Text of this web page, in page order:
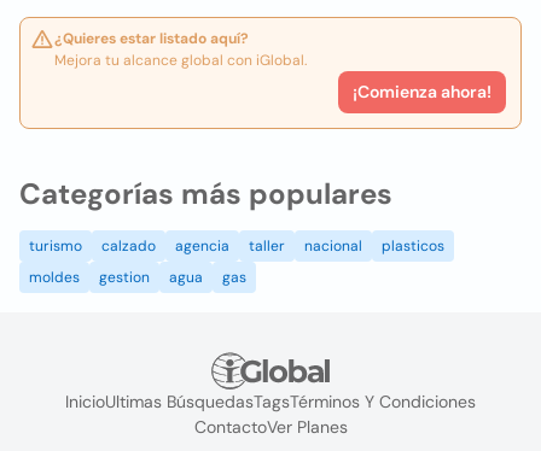
¿Quieres estar listado aquí?
Mejora tu alcance global con iGlobal.
¡Comienza ahora!
Categorías más populares
turismo calzado agencia taller nacional
plasticos
moldes
gestion agua gas
InicioUltimas BúsquedasTagsTérminos Y Condiciones
ContactoVer Planes